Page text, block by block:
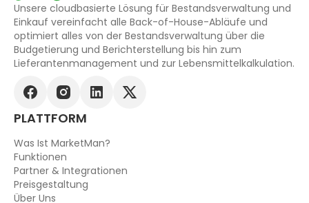
Unsere cloudbasierte Lösung für Bestandsverwaltung und
Einkauf vereinfacht alle Back-of-House-Abläufe und
optimiert alles von der Bestandsverwaltung über die
Budgetierung und Berichterstellung bis hin zum
Lieferantenmanagement und zur Lebensmittelkalkulation.
PLATTFORM
Was Ist MarketMan?
Funktionen
Partner & Integrationen
Preisgestaltung
Über Uns